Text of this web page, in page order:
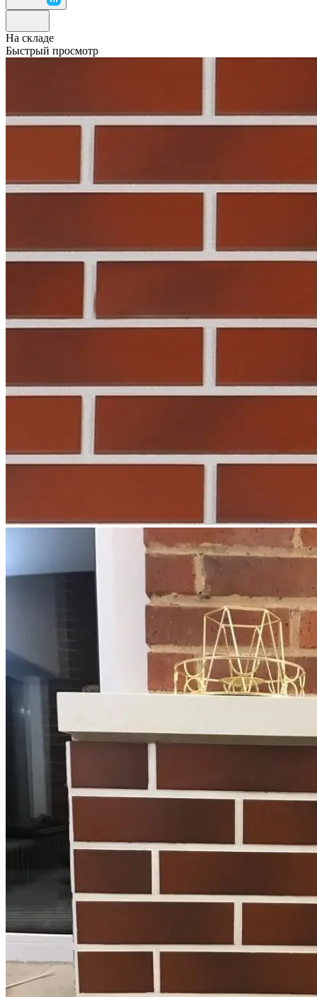
На складе
Быстрый просмотр